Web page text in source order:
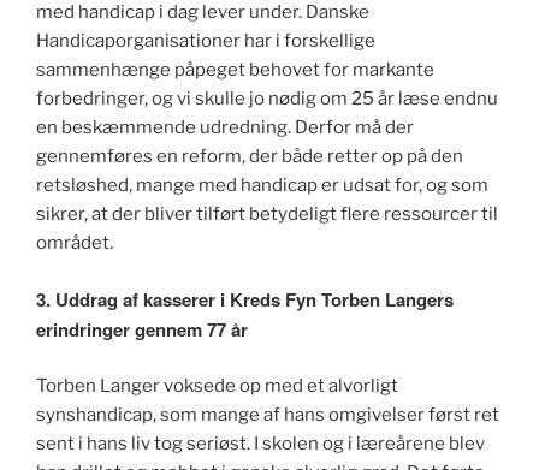
med handicap i dag lever under. Danske
Handicaporganisationer har i forskellige
sammenhænge påpeget behovet for markante
forbedringer, og vi skulle jo nødig om 25 år læse endnu
en beskæmmende udredning. Derfor må der
gennemføres en reform, der både retter op på den
retsløshed, mange med handicap er udsat for, og som
sikrer, at der bliver tilført betydeligt flere ressourcer til
området.
3. Uddrag af kasserer i Kreds Fyn Torben Langers
erindringer gennem 77 år
Torben Langer voksede op med et alvorligt
synshandicap, som mange af hans omgivelser først ret
sent i hans liv tog seriøst. I skolen og i læreårene blev